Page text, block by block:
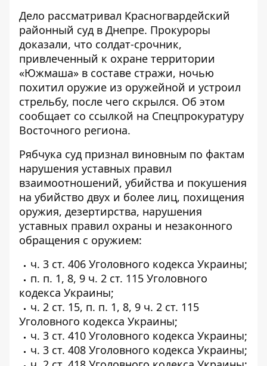
Дело рассматривал Красногвардейский
районный суд в Днепре. Прокуроры
доказали, что солдат-срочник,
привлеченный к охране территории
«Южмаша» в составе стражи, ночью
похитил оружие из оружейной и устроил
стрельбу, после чего скрылся. Об этом
сообщает со ссылкой на Спецпрокуратуру
Восточного региона.
Рябчука суд признал виновным по фактам
нарушения уставных правил
взаимоотношений, убийства и покушения
на убийство двух и более лиц, похищения
оружия, дезертирства, нарушения
уставных правил охраны и незаконного
обращения с оружием:
ч. 3 ст. 406 Уголовного кодекса Украины;
п. п. 1, 8, 9 ч. 2 ст. 115 Уголовного
кодекса Украины;
ч. 2 ст. 15, п. п. 1, 8, 9 ч. 2 ст. 115
Уголовного кодекса Украины;
ч. 3 ст. 410 Уголовного кодекса Украины;
ч. 3 ст. 408 Уголовного кодекса Украины;